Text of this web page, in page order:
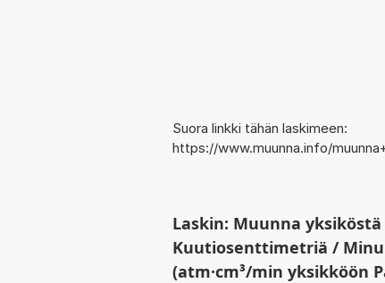
Suora linkki tähän laskimeen:
https://www.muunna.info/
Laskin: Muunna
Kuutiosenttimetriä /
(atm·cm³/min yksikköön